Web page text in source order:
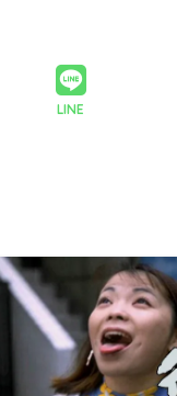
LINE